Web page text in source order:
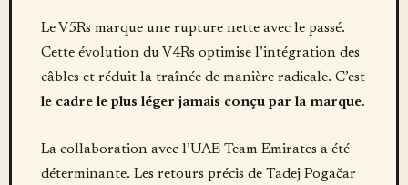
Le V5Rs marque une rupture nette avec le passé.
Cette évolution du V4Rs optimise l’intégration des
câbles et réduit la traînée de manière radicale. C’est
le cadre le plus léger jamais conçu par la marque.
La collaboration avec l’UAE Team Emirates a été
déterminante. Les retours précis de Tadej Pogačar